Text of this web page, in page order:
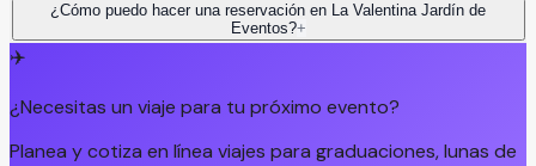
¿Cómo puedo hacer una reservación en La Valentina Jardín de
Eventos?+
✈️
¿Necesitas un viaje para tu próximo evento?
Planea y cotiza en línea viajes para graduaciones, lunas de